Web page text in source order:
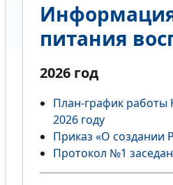
Информация
питания
2026 год
План-график работы
2026 году
Приказ «О создании
Протокол №1